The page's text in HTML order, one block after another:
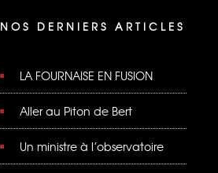
NOS DERNIERS ARTICLES
LA FOURNAISE EN FUSION
Aller au Piton de Bert
Un ministre à l’observatoire